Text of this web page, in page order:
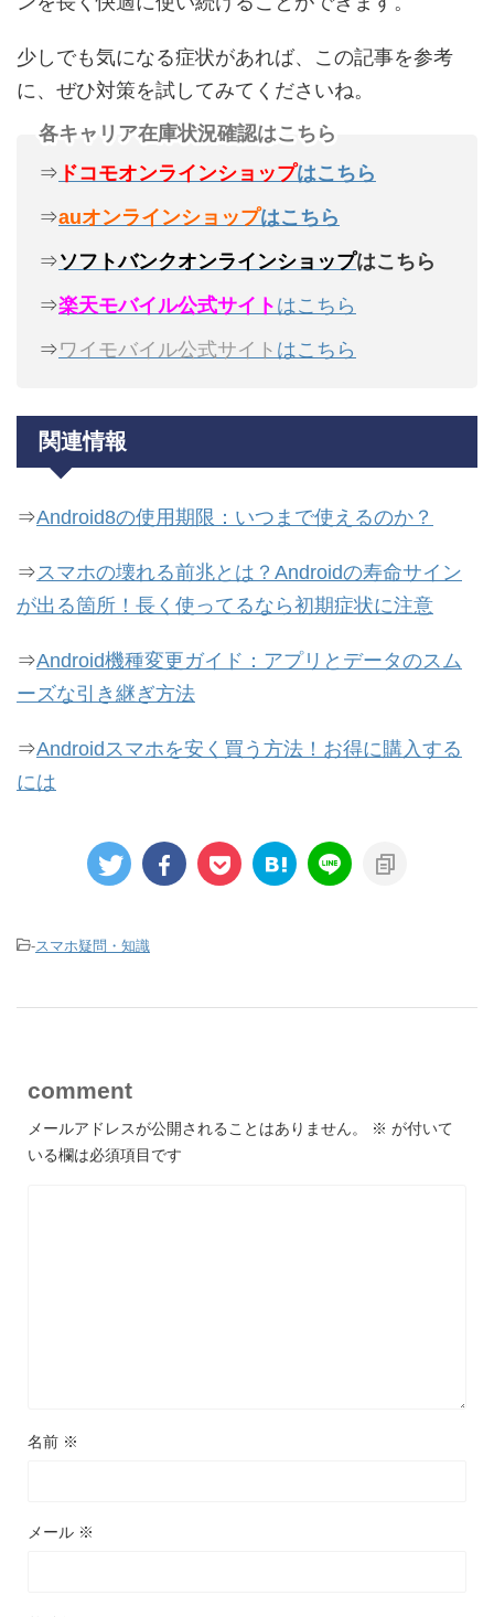
少しでも気になる症状があれば、この記事を参考
に、ぜひ対策を試してみてくださいね。
各キャリア在庫状況確認はこちら
⇒ ドコモオンラインショップはこちら
⇒auオンラインショップはこちら
⇒ソフトバンクオンラインショップはこちら
⇒楽天モバイル公式サイト はこちら
⇒ワイモバイル公式サイト はこちら
関連情報
⇒Android8の使用期限：いつまで使えるのか？
⇒ スマホの壊れる前兆とは？Androidの寿命サイン
が出る箇所！長く使ってるなら初期症状に注意
⇒Android機種変更ガイド：アプリとデータのスム
ーズな引き継ぎ方法
⇒Androidスマホを安く買う方法！お得に購入する
には
-スマホ疑問・知識
comment
メールアドレスが公開されることはありません。 ※ が付いて
いる欄は必須項目です
名前 ※
メール ※